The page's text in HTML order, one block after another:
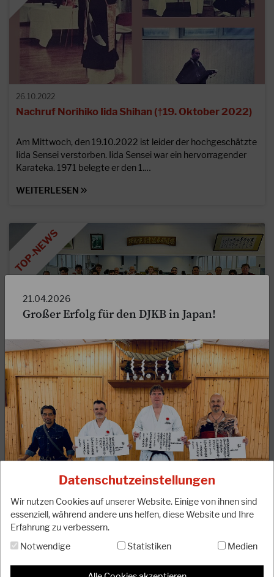
Datenschutzeinstellungen
Wir nutzen Cookies auf unserer Website. Einige von ihnen sind
essenziell, während andere uns helfen, diese Website und Ihre
Erfahrung zu verbessern.
Notwendige
Statistiken Medien
26.10.2022
Nachruf Norihiko Iida Shihan (†19. Oktober 2022)
Am Mittwoch, den 19.10.2022 ist leider der hochgeschätzte
Iida Sensei verstorben. Iida Sensei war ein hervorragender
Karateka. 1971 belegte er den 1.…
WEITERLESEN
07.10.2022
DJKB Trainerausbildung 2022 erfolgreich
abgeschlossen
Am 1.10.2022 fand die aktuelle Trainerausbildung unseres
Verbandes im BLZ Bottrop ihren erfolgreichen Abschluss.
Dabei konnten 25 neue Trainer*innen…
WEITERLESEN
21.04.2026
Großer Erfolg für den DJKB in Japan!
Karate Association vom 16.-19. April 2026 in Tokio